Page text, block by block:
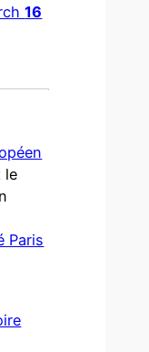
16
le
Paris